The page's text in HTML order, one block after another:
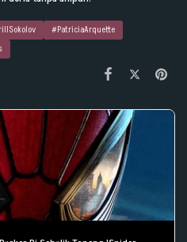
#PatriciaArquette